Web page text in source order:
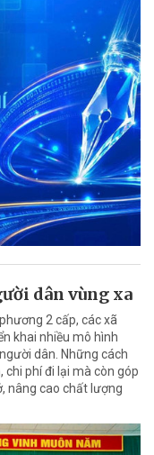
dân vùng xa
2 cấp, các xã
khai nhiều mô hình
dân. Những cách
chi phí đi lại mà còn góp
nâng cao chất lượng